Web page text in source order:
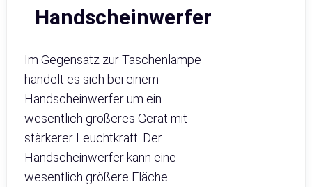
Handscheinwerfer
Im Gegensatz zur Taschenlampe
handelt es sich bei einem
Handscheinwerfer um ein
wesentlich größeres Gerät mit
stärkerer Leuchtkraft. Der
Handscheinwerfer kann eine
wesentlich größere Fläche